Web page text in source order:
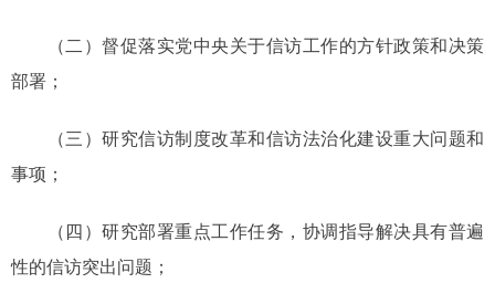
（二）督促落实党中央关于信访工作的方针政策和决策
部署；
（三）研究信访制度改革和信访法治化建设重大问题和
事项；
（四）研究部署重点工作任务，协调指导解决具有普遍
性的信访突出问题；